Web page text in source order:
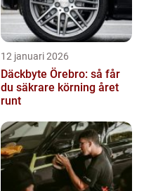
12 januari 2026
Däckbyte Örebro: så får
du säkrare körning året
runt